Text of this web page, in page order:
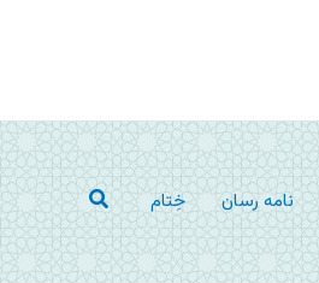
نامه رسان خِتام جستجو